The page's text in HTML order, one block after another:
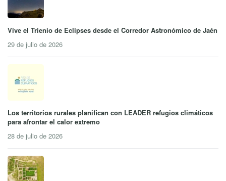
Vive el Trienio de Eclipses desde el Corredor Astronómico de Jaén
29 de julio de 2026
Los territorios rurales planifican con LEADER refugios climáticos
para afrontar el calor extremo
28 de julio de 2026